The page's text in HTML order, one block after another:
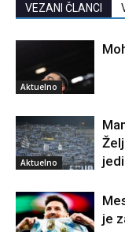
VEZANI ČLANCI
Aktuelno
Aktuelno
je